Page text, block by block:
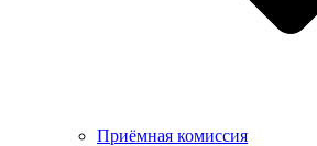
Приёмная комиссия